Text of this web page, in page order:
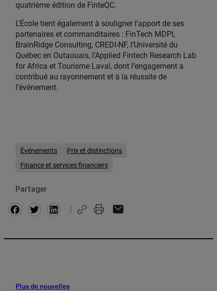
quatrième édition de FinteQC.
L’École tient également à souligner l’apport de ses
partenaires et commanditaires : FinTech MDPI,
BrainRidge Consulting, CREDI-NF, l’Université du
Québec en Outaouais, l’Applied Fintech Research Lab
for Africa et Tourisme Laval, dont l’engagement a
contribué au rayonnement et à la réussite de
l’événement.
Événements
Prix et distinctions
Finance et services financiers
Partager
Facebook
Twitter
Plus de nouvelles